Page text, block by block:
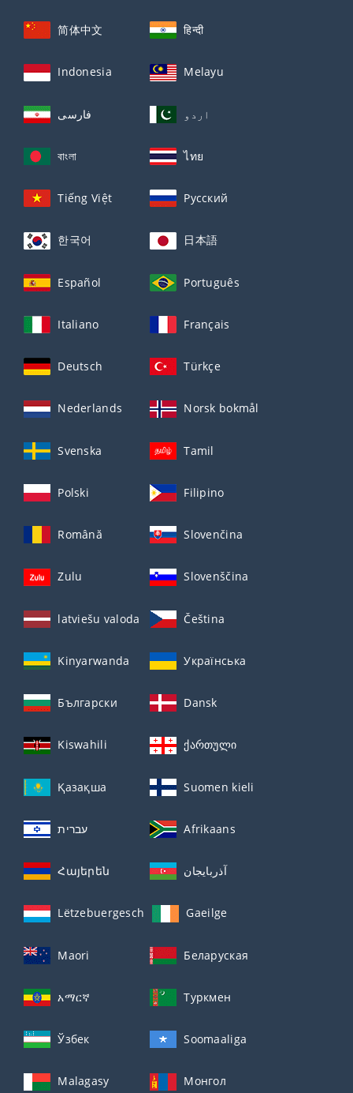
简体中文 हिन्दी
Indonesia Melayu
فارسی اردو
বাংলা ไทย
Tiếng Việt Русский
한국어 日本語
Español Português
Italiano Français
Deutsch Türkçe
Nederlands Norsk bokmål
Svenska Tamil
Polski Filipino
Română Slovenčina
Zulu Slovenščina
latviešu valoda Čeština
Kinyarwanda Українська
Български Dansk
Kiswahili ქართული
Қазақша Suomen kieli
עברית Afrikaans
Հայերեն آذربايجان
Lëtzebuergesch Gaeilge
Maori Беларуская
አማርኛ Туркмен
Ўзбек Soomaaliga
Malagasy Монгол